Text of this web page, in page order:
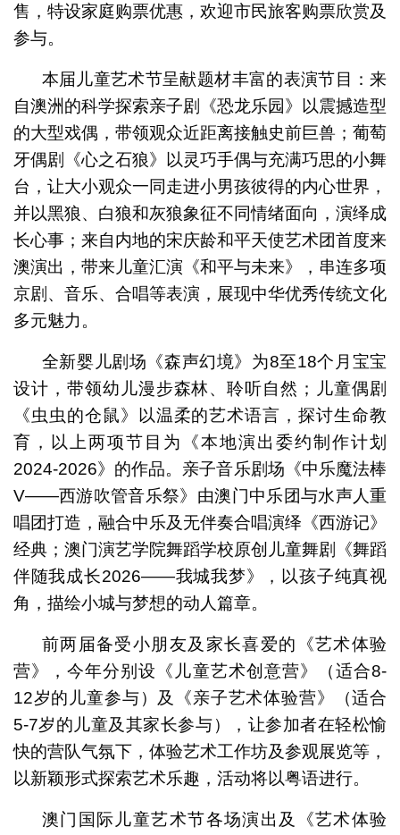
售，特设家庭购票优惠，欢迎市民旅客购票欣赏及
参与。
本届儿童艺术节呈献题材丰富的表演节目：来
自澳洲的科学探索亲子剧《恐龙乐园》以震撼造型
的大型戏偶，带领观众近距离接触史前巨兽；葡萄
牙偶剧《心之石狼》以灵巧手偶与充满巧思的小舞
台，让大小观众一同走进小男孩彼得的内心世界，
并以黑狼、白狼和灰狼象征不同情绪面向，演绎成
长心事；来自内地的宋庆龄和平天使艺术团首度来
澳演出，带来儿童汇演《和平与未来》，串连多项
京剧、音乐、合唱等表演，展现中华优秀传统文化
多元魅力。
全新婴儿剧场《森声幻境》为8至18个月宝宝
设计，带领幼儿漫步森林、聆听自然；儿童偶剧
《虫虫的仓鼠》以温柔的艺术语言，探讨生命教
育，以上两项节目为《本地演出委约制作计划
2024-2026》的作品。亲子音乐剧场《中乐魔法棒
V——西游吹管音乐祭》由澳门中乐团与水声人重
唱团打造，融合中乐及无伴奏合唱演绎《西游记》
经典；澳门演艺学院舞蹈学校原创儿童舞剧《舞蹈
伴随我成长2026——我城我梦》，以孩子纯真视
角，描绘小城与梦想的动人篇章。
前两届备受小朋友及家长喜爱的《艺术体验
营》，今年分别设《儿童艺术创意营》（适合8-
12岁的儿童参与）及《亲子艺术体验营》（适合
5-7岁的儿童及其家长参与），让参加者在轻松愉
快的营队气氛下，体验艺术工作坊及参观展览等，
以新颖形式探索艺术乐趣，活动将以粤语进行。
澳门国际儿童艺术节各场演出及《艺术体验